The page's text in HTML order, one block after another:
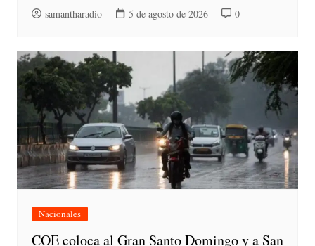
samantharadio 5 de agosto de 2026 0
Nacionales
COE coloca al Gran Santo Domingo y a San